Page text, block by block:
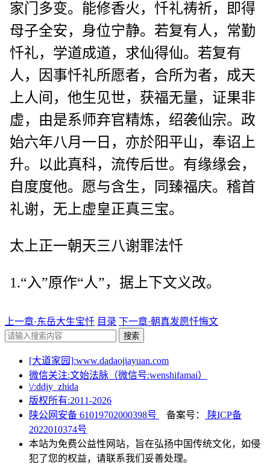
家门多变。能修香火，忏礼祷祈，即得
母子全安，身位宁静。若复有人，常勤
忏礼，学道成道，求仙得仙。若复有
人，因事忏礼所愿者，合所为者，成天
上人间，他生见世，获福无量，证果非
虚，由是系师弃官精炼，绍袭仙宗。政
始六年八月一日，亦於阳平山，奉诏上
升。以此真科，流传后世。有缘缘会，
自度度他。愿与含生，同臻福庆。稽首
礼谢，无上虚皇正真三宝。
太上正一朝天三八谢罪法忏
1.“入”原作“人”，据上下文义改。
上一章·东岳大生宝忏 目录 下一章·朝真发愿忏悔文
搜索
[大道家园]:www.dadaojiayuan.com
微信关注:文始法脉（微信号:wenshifamai）
\/:ddjy_zhida
版权所有:2011-2026
陕公网安备 61019702000398号
备案号：
陕ICP备
2022010374号
本站为免费公益性网站，旨在弘扬中国传统文化，如侵
犯了您的权益，请联系我们妥善处理。